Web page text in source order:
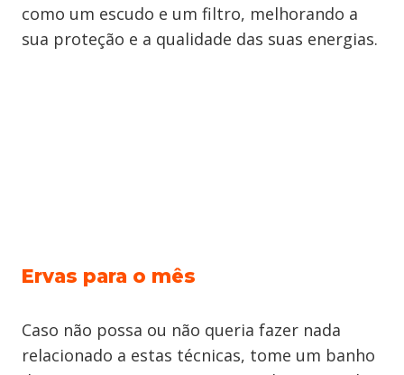
como um escudo e um filtro, melhorando a
sua proteção e a qualidade das suas energias.
Ervas para o mês
Caso não possa ou não queria fazer nada
relacionado a estas técnicas, tome um banho